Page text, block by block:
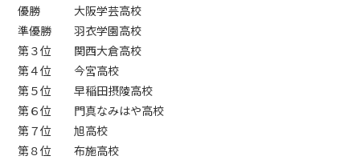
優勝 大阪学芸高校
準優勝 羽衣学園高校
第３位 関西大倉高校
第４位 今宮高校
第５位 早稲田摂陵高校
第６位 門真なみはや高校
第７位 旭高校
第８位 布施高校